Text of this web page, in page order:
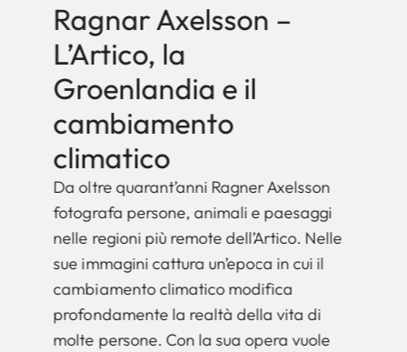
Ragnar Axelsson –
L’Artico, la
Groenlandia e il
cambiamento
climatico
Da oltre quarant’anni Ragner Axelsson
fotografa persone, animali e paesaggi
nelle regioni più remote dell’Artico. Nelle
sue immagini cattura un’epoca in cui il
cambiamento climatico modifica
profondamente la realtà della vita di
molte persone. Con la sua opera vuole